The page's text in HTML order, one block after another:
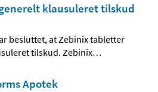
klausuleret tilskud
besluttet, at Zebinix tabletter
tilskud. Zebinix…
Apotek